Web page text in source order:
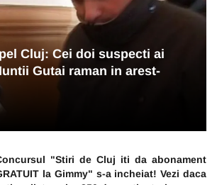
Cluj: Cei doi suspecti ai
Gutai raman in arest-
"Stiri de Cluj iti da abonament
la Gimmy" s-a incheiat! Vezi daca